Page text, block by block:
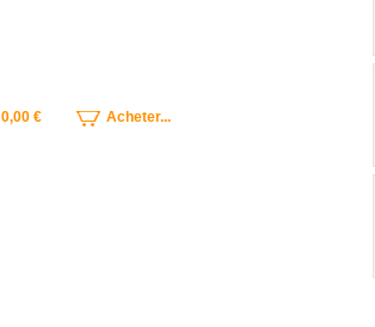
0,00 € Acheter...